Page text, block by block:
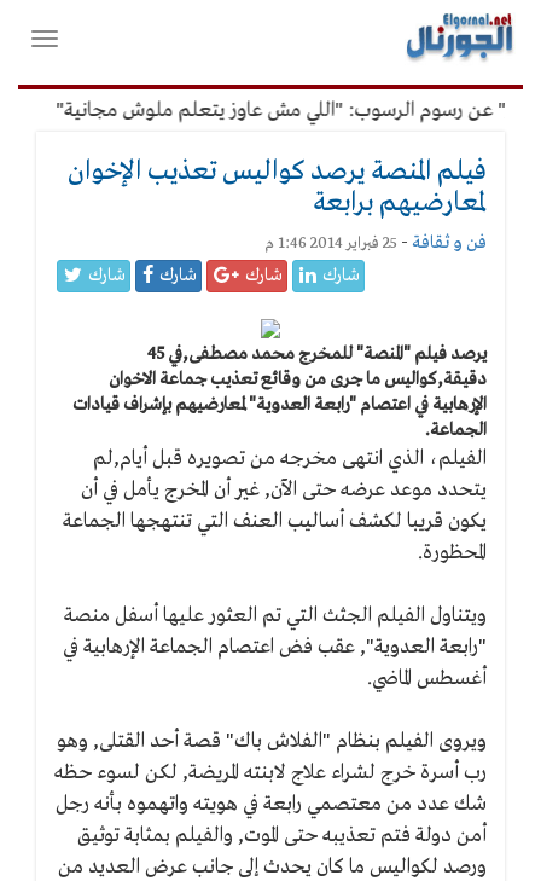
القائمة
الرئيسية
فتح
عن رسوم الرسوب: "اللي مش عاوز يتعلم ملوش مجانية"
فيلم المنصة يرصد كواليس تعذيب الإخوان
لمعارضيهم برابعة
فن و ثقافة - 25 فبراير 2014 1:46 م
شارك شارك شارك شارك
يرصد فيلم "المنصة" للمخرج محمد مصطفى,في 45
دقيقة,كواليس ما جرى من وقائع تعذيب جماعة الاخوان
الإرهابية في اعتصام "رابعة العدوية" لمعارضيهم بإشراف قيادات
الجماعة.
الفيلم، الذي انتهى مخرجه من تصويره قبل أيام,لم
يتحدد موعد عرضه حتى الآن, غير أن المخرج يأمل في أن
يكون قريبا لكشف أساليب العنف التي تنتهجها الجماعة
المحظورة.
ويتناول الفيلم الجثث التي تم العثور عليها أسفل منصة
"رابعة العدوية", عقب فض اعتصام الجماعة الإرهابية في
أغسطس الماضي.
ويروى الفيلم بنظام "الفلاش باك" قصة أحد القتلى, وهو
رب أسرة خرج لشراء علاج لابنته المريضة, لكن لسوء حظه
شك عدد من معتصمي رابعة في هويته واتهموه بأنه رجل
أمن دولة فتم تعذيبه حتى الموت, والفيلم بمثابة توثيق
ورصد لكواليس ما كان يحدث إلى جانب عرض العديد من